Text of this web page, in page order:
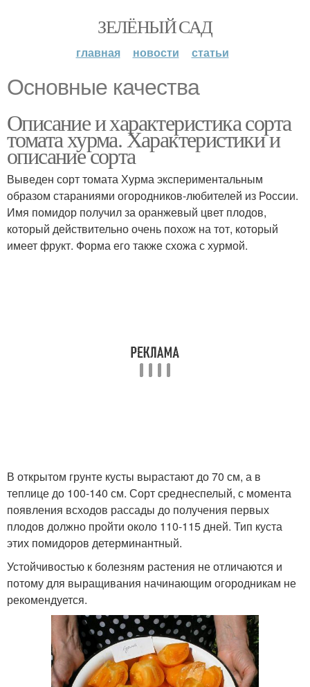
ЗЕЛЁНЫЙ САД
главная новости статьи
Основные качества
Описание и характеристика сорта
томата хурма. Характеристики и
описание сорта
Выведен сорт томата Хурма экспериментальным
образом стараниями огородников-любителей из России.
Имя помидор получил за оранжевый цвет плодов,
который действительно очень похож на тот, который
имеет фрукт. Форма его также схожа с хурмой.
В открытом грунте кусты вырастают до 70 см, а в
теплице до 100-140 см. Сорт среднеспелый, с момента
появления всходов рассады до получения первых
плодов должно пройти около 110-115 дней. Тип куста
этих помидоров детерминантный.
Устойчивостью к болезням растения не отличаются и
потому для выращивания начинающим огородникам не
рекомендуется.